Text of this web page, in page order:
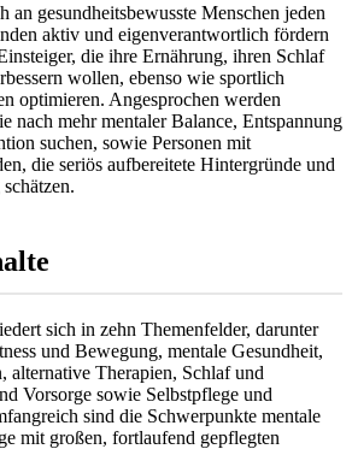
an gesundheitsbewusste Menschen jeden
aktiv und eigenverantwortlich fördern
die ihre Ernährung, ihren Schlaf
wollen, ebenso wie sportlich
optimieren. Angesprochen werden
nach mehr mentaler Balance, Entspannung
suchen, sowie Personen mit
die seriös aufbereitete Hintergründe und
sich in zehn Themenfelder, darunter
und Bewegung, mentale Gesundheit,
alternative Therapien, Schlaf und
Vorsorge sowie Selbstpflege und
sind die Schwerpunkte mentale
mit großen, fortlaufend gepflegten